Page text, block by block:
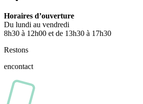
Horaires d’ouverture
Du lundi au vendredi
8h30 à 12h00 et de 13h30 à 17h30
Restons
encontact